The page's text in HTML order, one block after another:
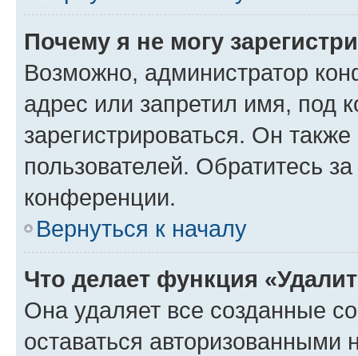
Почему я не могу
Возможно, администратор
адрес или запретил имя, под
зарегистрироваться. Он
пользователей. Обратитесь
конференции.
Вернуться к началу
Что делает функция
Она удаляет все созданные
оставаться авторизованными